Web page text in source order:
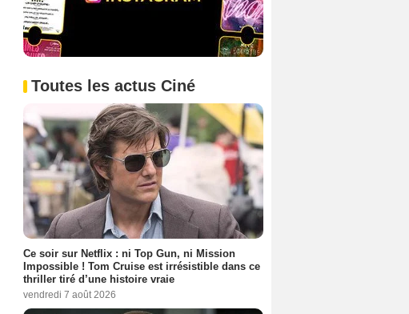
Toutes les actus Ciné
Ce soir sur Netflix : ni Top Gun, ni Mission
Impossible ! Tom Cruise est irrésistible dans ce
thriller tiré d’une histoire vraie
vendredi 7 août 2026